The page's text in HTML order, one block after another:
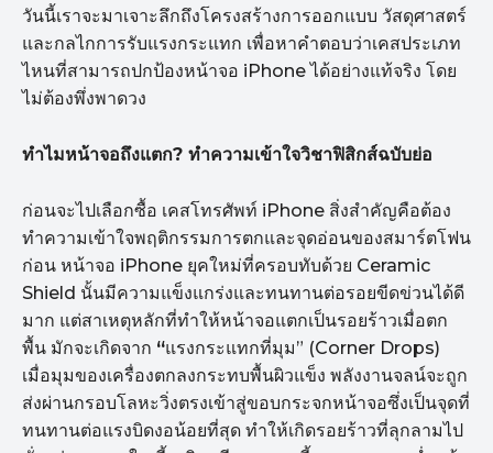
วันนี้เราจะมาเจาะลึกถึงโครงสร้างการออกแบบ วัสดุศาสตร์
และกลไกการรับแรงกระแทก เพื่อหาคำตอบว่าเคสประเภท
ไหนที่สามารถปกป้องหน้าจอ iPhone ได้อย่างแท้จริง โดย
ไม่ต้องพึ่งพาดวง
ทำไมหน้าจอถึงแตก? ทำความเข้าใจวิชาฟิสิกส์ฉบับย่อ
ก่อนจะไปเลือกซื้อ เคสโทรศัพท์ iPhone สิ่งสำคัญคือต้อง
ทำความเข้าใจพฤติกรรมการตกและจุดอ่อนของสมาร์ตโฟน
ก่อน หน้าจอ iPhone ยุคใหม่ที่ครอบทับด้วย Ceramic
Shield นั้นมีความแข็งแกร่งและทนทานต่อรอยขีดข่วนได้ดี
มาก แต่สาเหตุหลักที่ทำให้หน้าจอแตกเป็นรอยร้าวเมื่อตก
พื้น มักจะเกิดจาก “แรงกระแทกที่มุม” (Corner Drops)
เมื่อมุมของเครื่องตกลงกระทบพื้นผิวแข็ง พลังงานจลน์จะถูก
ส่งผ่านกรอบโลหะวิ่งตรงเข้าสู่ขอบกระจกหน้าจอซึ่งเป็นจุดที่
ทนทานต่อแรงบิดงอน้อยที่สุด ทำให้เกิดรอยร้าวที่ลุกลามไป